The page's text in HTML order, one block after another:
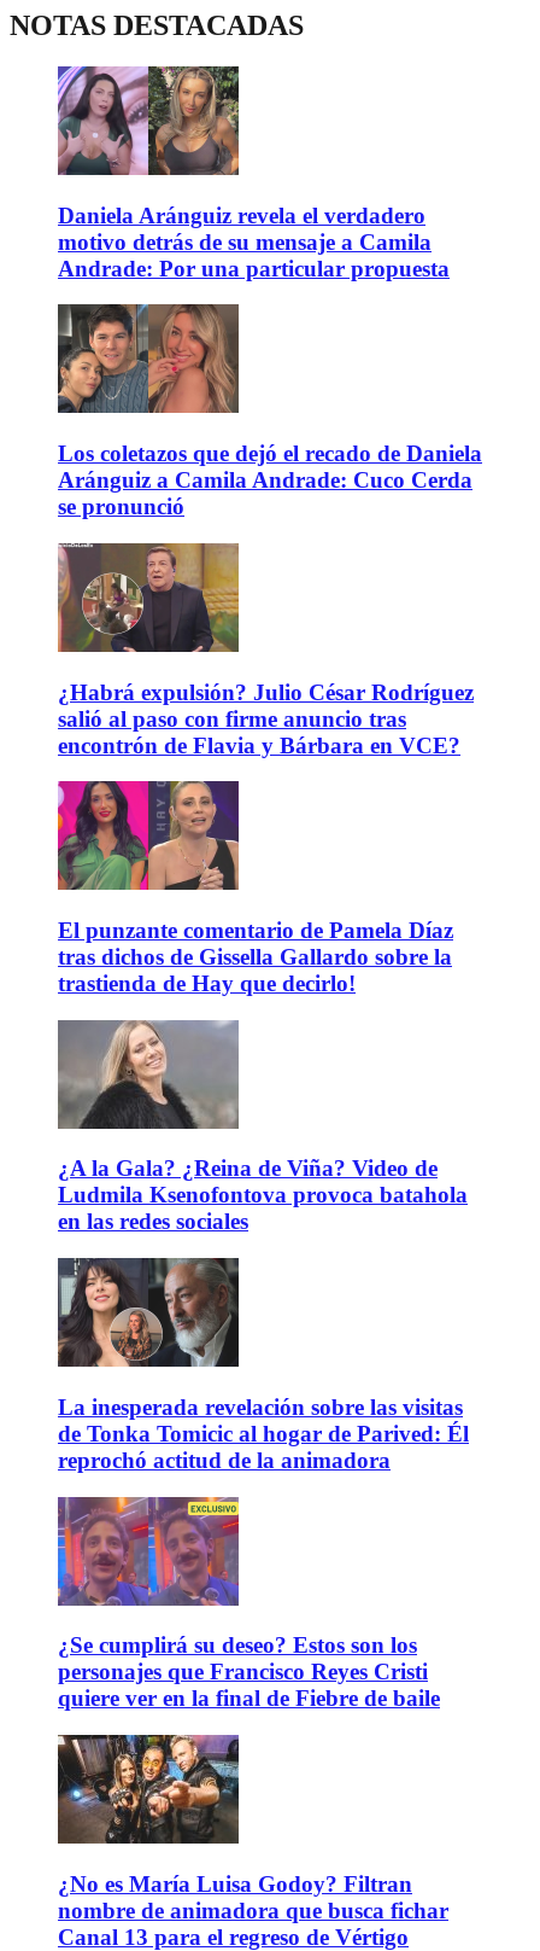
NOTAS DESTACADAS
Daniela Aránguiz revela el verdadero
motivo detrás de su mensaje a Camila
Andrade: Por una particular propuesta
Los coletazos que dejó el recado de Daniela
Aránguiz a Camila Andrade: Cuco Cerda
se pronunció
¿Habrá expulsión? Julio César Rodríguez
salió al paso con firme anuncio tras
encontrón de Flavia y Bárbara en VCE?
El punzante comentario de Pamela Díaz
tras dichos de Gissella Gallardo sobre la
trastienda de Hay que decirlo!
¿A la Gala? ¿Reina de Viña? Video de
Ludmila Ksenofontova provoca batahola
en las redes sociales
La inesperada revelación sobre las visitas
de Tonka Tomicic al hogar de Parived: Él
reprochó actitud de la animadora
¿Se cumplirá su deseo? Estos son los
personajes que Francisco Reyes Cristi
quiere ver en la final de Fiebre de baile
¿No es María Luisa Godoy? Filtran
nombre de animadora que busca fichar
Canal 13 para el regreso de Vértigo